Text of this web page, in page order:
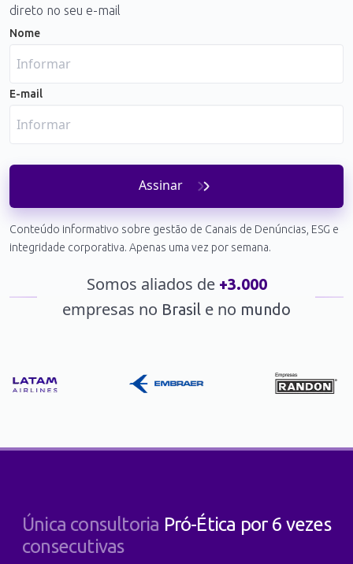
direto no seu e-mail
Nome
E-mail
Assinar
Conteúdo informativo sobre gestão de Canais de Denúncias, ESG e
integridade corporativa. Apenas uma vez por semana.
Somos aliados de +3.000
empresas no Brasil e no mundo
Única consultoria Pró-Ética por 6 vezes
consecutivas